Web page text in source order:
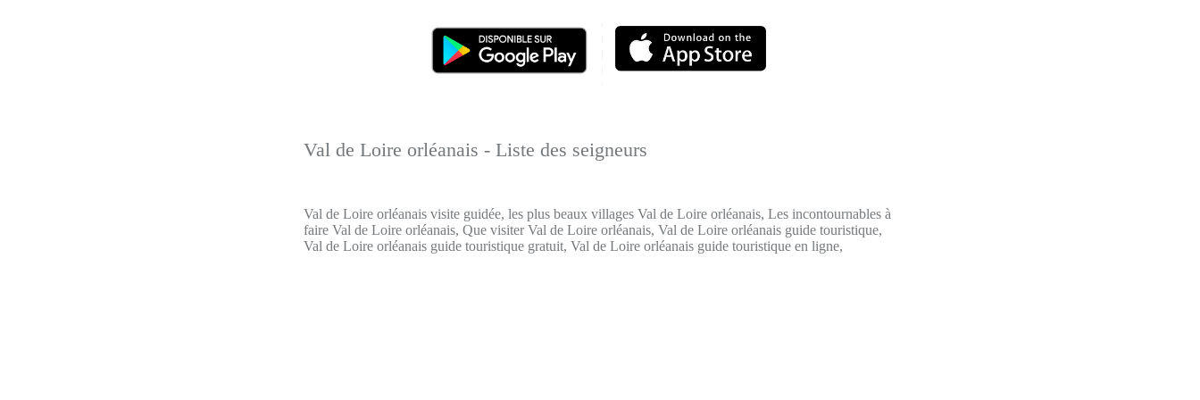
Val de Loire orléanais - Liste des seigneurs
Val de Loire orléanais visite guidée, les plus beaux villages Val de Loire orléanais, Les incontournables à
faire Val de Loire orléanais, Que visiter Val de Loire orléanais, Val de Loire orléanais guide touristique,
Val de Loire orléanais guide touristique gratuit, Val de Loire orléanais guide touristique en ligne,